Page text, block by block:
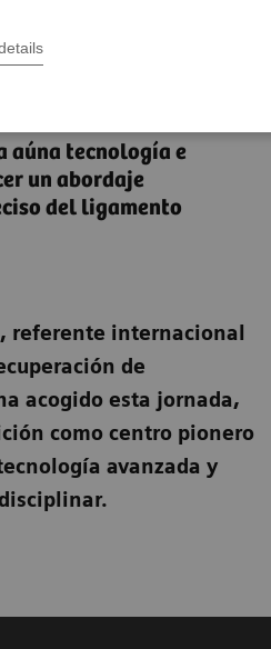
aúna tecnología e
un abordaje
del ligamento
referente internacional
de
acogido esta jornada,
como centro pionero
avanzada y